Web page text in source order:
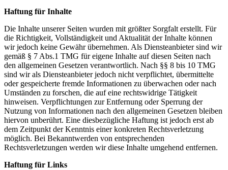
Haftung für Inhalte
Die Inhalte unserer Seiten wurden mit größter Sorgfalt erstellt. Für
die Richtigkeit, Vollständigkeit und Aktualität der Inhalte können
wir jedoch keine Gewähr übernehmen. Als Diensteanbieter sind wir
gemäß § 7 Abs.1 TMG für eigene Inhalte auf diesen Seiten nach
den allgemeinen Gesetzen verantwortlich. Nach §§ 8 bis 10 TMG
sind wir als Diensteanbieter jedoch nicht verpflichtet, übermittelte
oder gespeicherte fremde Informationen zu überwachen oder nach
Umständen zu forschen, die auf eine rechtswidrige Tätigkeit
hinweisen. Verpflichtungen zur Entfernung oder Sperrung der
Nutzung von Informationen nach den allgemeinen Gesetzen bleiben
hiervon unberührt. Eine diesbezügliche Haftung ist jedoch erst ab
dem Zeitpunkt der Kenntnis einer konkreten Rechtsverletzung
möglich. Bei Bekanntwerden von entsprechenden
Rechtsverletzungen werden wir diese Inhalte umgehend entfernen.
Haftung für Links